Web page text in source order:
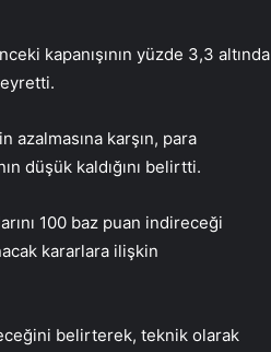
kapanışının yüzde 3,3 altında
karşın, para
düşük kaldığını belirtti.
100 baz puan indireceği
kararlara ilişkin
belirterek, teknik olarak